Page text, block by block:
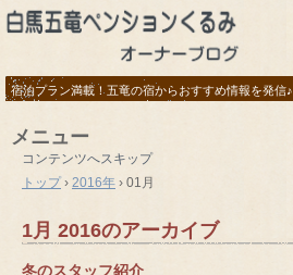
宿泊プラン満載！五竜の宿からおすすめ情報を発信♪
メニュー
コンテンツへスキップ
トップ › 2016年 › 01月
1月 2016のアーカイブ
冬のスタッフ紹介